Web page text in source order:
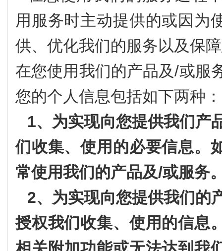
用服务时主动提供的或因为
供、优化我们的服务以及保
在您使用我们的产品及/或服
您的个人信息包括如下两种：
1、为实现向您提供我们产
们收集、使用的必要信息。
常使用我们的产品及/或服务
2、为实现向您提供我们的
授权我们收集、使用的信息